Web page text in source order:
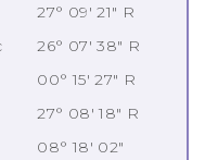
27° 09' 21" R
26° 07' 38" R
00° 15' 27" R
27° 08' 18" R
08° 18' 02"